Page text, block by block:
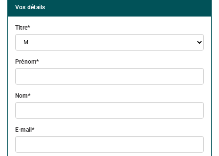
Vos détails
Titre
Prénom
Nom
E-mail